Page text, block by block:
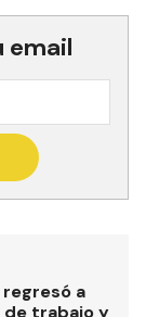
email
a
de trabajo y